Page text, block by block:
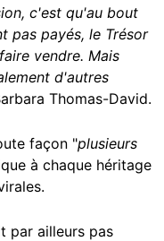
c'est qu'au bout
pas payés, le Trésor
vendre. Mais
d'autres
Thomas-David.
façon "plusieurs
à chaque héritage
par ailleurs pas